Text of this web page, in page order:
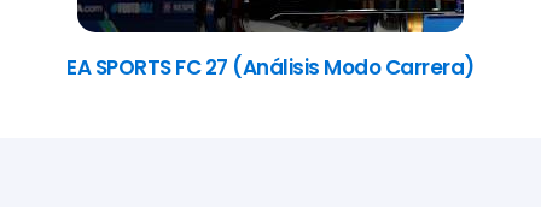
EA SPORTS FC 27 (Análisis Modo Carrera)